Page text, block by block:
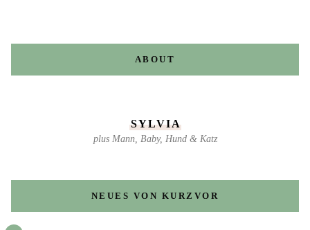
ABOUT
SYLVIA
plus Mann, Baby, Hund & Katz
NEUES VON KURZVOR